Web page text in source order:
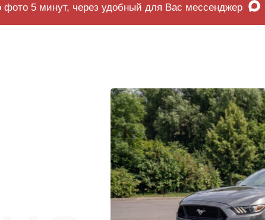
фото 5 минут, через удобный для Вас мессенджер